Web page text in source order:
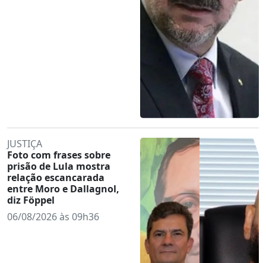
JUSTIÇA
Foto com frases sobre
prisão de Lula mostra
relação escancarada
entre Moro e Dallagnol,
diz Föppel
06/08/2026 às 09h36